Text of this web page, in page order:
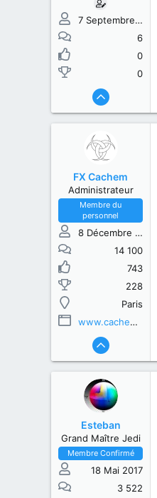
7 Septembre 2017
6
0
0
FX Cachem
Administrateur
Membre du
personnel
8 Décembre 2013
14 100
743
228
Paris
www.cachem.fr
Esteban
Grand Maître Jedi
Membre Confirmé
18 Mai 2017
3 522